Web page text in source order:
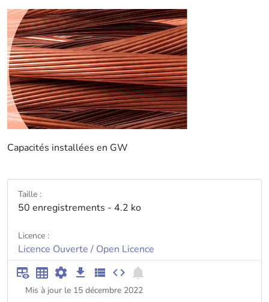
Capacités installées en GW
Taille :
50 enregistrements - 4.2 ko
Licence :
Licence Ouverte / Open Licence
Mis à jour le 15 décembre 2022